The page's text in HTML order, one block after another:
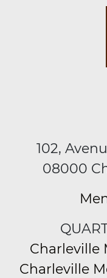
102,
08000
Charleville
Charleville